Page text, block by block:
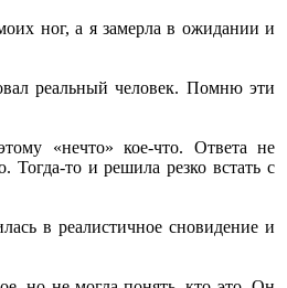
ног, а я замерла в ожидании и
реальный человек. Помню эти
«нечто» кое-что. Ответа не
Тогда-то и решила резко встать с
в реалистичное сновидение и